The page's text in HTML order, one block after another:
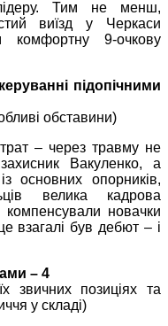
Тим не менш,
виїзд у Черкаси
9-очкову
підопічними
обставини)
– через травму не
Вакуленко, а
основних опорників,
велика кадрова
компенсували новачки
взагалі був дебют – і
– 4
звичних позиціях та
у складі)